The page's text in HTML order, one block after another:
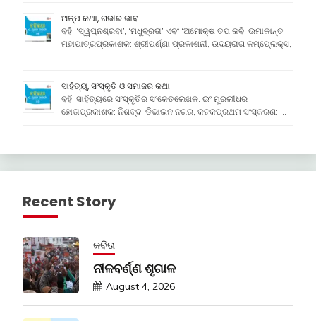
ଅଳ୍ପ କଥା, ଗଭୀର ଭାବ
ବହି: ‘ସ୍ୱପ୍ନଶ୍ରବା’, ‘ମଧୁବ୍ରତା’ ଏବଂ ‘ଅମୋକ୍ଷ ତପ’କବି: ଉମାକାନ୍ତ
ମହାପାତ୍ରପ୍ରକାଶକ: ଶ୍ରୀପର୍ଣ୍ଣା ପ୍ରକାଶନୀ, ଉଦୟରାଗ କମ୍ପେ୍ଲକ୍ସ,
ସାହିତ୍ୟ, ସଂସ୍କୃତି ଓ ସମାଜର କଥା
ବହି: ସାହିତ୍ୟରେ ସଂସ୍କୃତିର ସଂକେତଲେଖକ: ଇଂ ମୁରଲୀଧର
ହୋତାପ୍ରକାଶକ: ନିଶବ୍ଦ, ଡିଭାଇନ ନଗର, କଟକପ୍ରଥମ ସଂସ୍କରଣ: …
Recent Story
କବିତା
ନୀଳବର୍ଣ୍ଣ ଶୃଗାଳ
August 4, 2026